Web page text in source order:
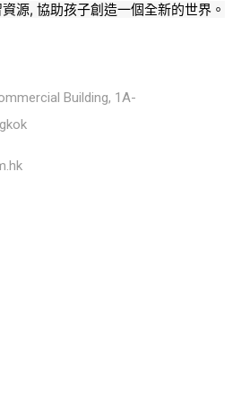
源, 協助孩子創造一個全新的世界。
Building, 1A-